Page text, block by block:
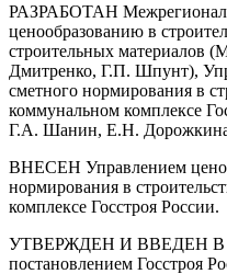
РАЗРАБОТАН
ценообразованию в
строительных материалов
Дмитренко, Г.П. Шпунт),
сметного нормирования в
коммунальном комплексе
Г.А. Шанин, Е.Н.
ВНЕСЕН Управлением
нормирования в
комплексе Госстроя России.
УТВЕРЖДЕН И ВВЕДЕН В
постановлением Госстроя